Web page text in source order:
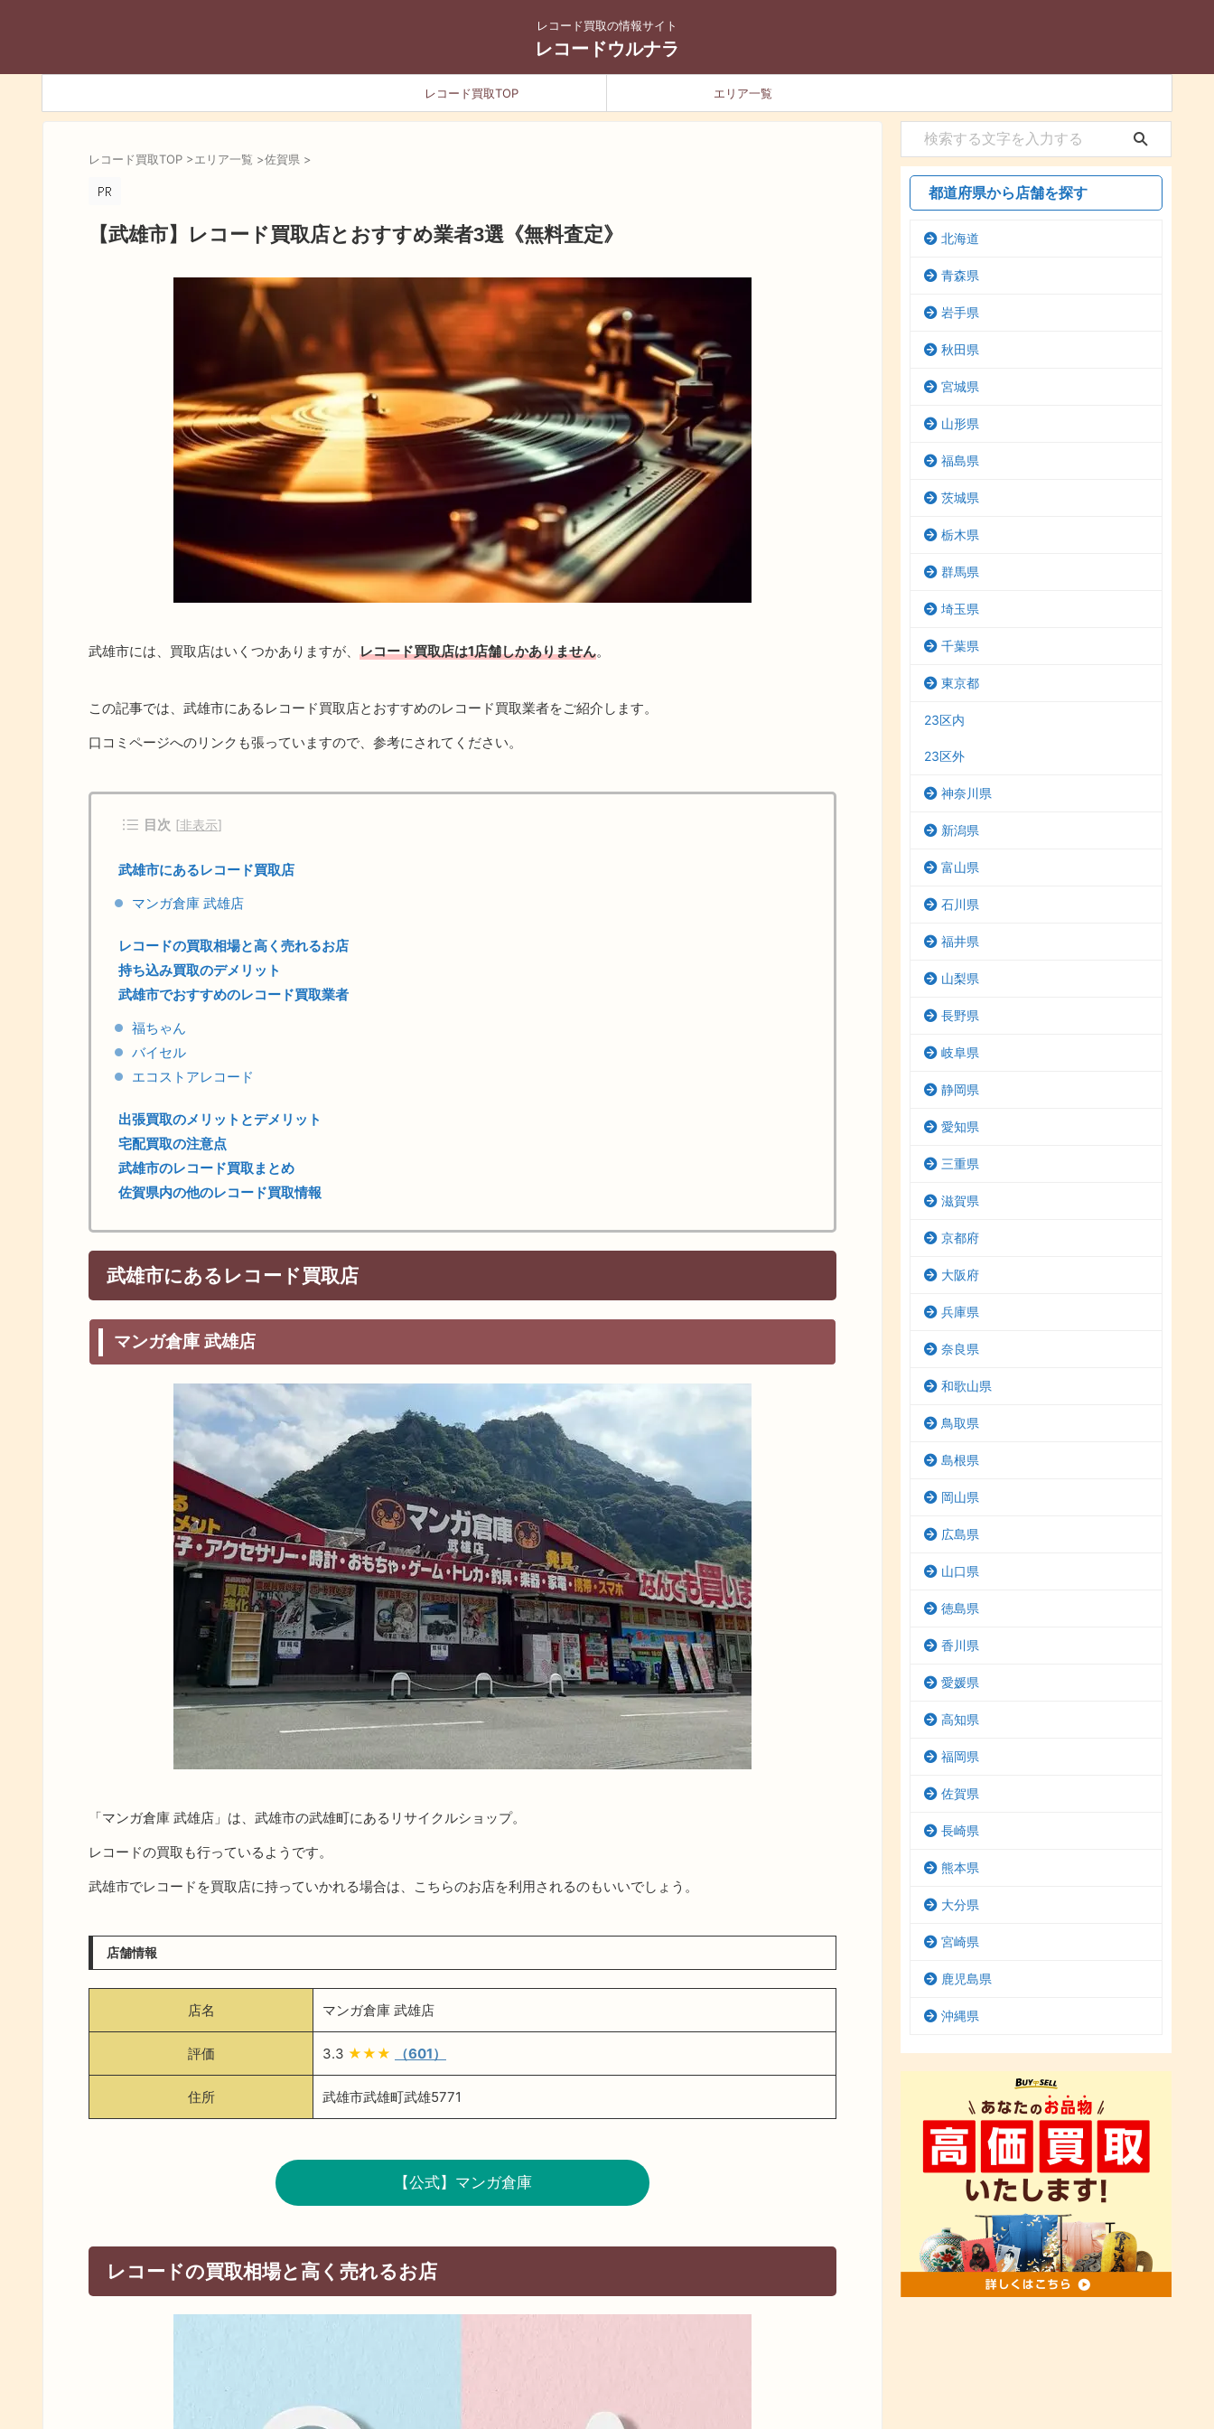
レコード買取の情報サイト
レコードウルナラ
レコード買取TOP エリア一覧
レコード買取TOP >エリア一覧 >佐賀県 >
【武雄市】レコード買取店とおすすめ業者3選《無料査定》
武雄市には、買取店はいくつかありますが、 レコード買取店は1店舗しかありません。
この記事では、武雄市にあるレコード買取店とおすすめのレコード買取業者をご紹介します。
口コミページへのリンクも張っていますので、参考にされてください。
目次 [非表示]
武雄市にあるレコード買取店
マンガ倉庫 武雄店
レコードの買取相場と高く売れるお店
持ち込み買取のデメリット
武雄市でおすすめのレコード買取業者
福ちゃん
バイセル
エコストアレコード
出張買取のメリットとデメリット
宅配買取の注意点
武雄市のレコード買取まとめ
佐賀県内の他のレコード買取情報
武雄市にあるレコード買取店
マンガ倉庫 武雄店
「マンガ倉庫 武雄店」は、武雄市の武雄町にあるリサイクルショップ。
レコードの買取も行っているようです。
武雄市でレコードを買取店に持っていかれる場合は、こちらのお店を利用されるのもいいでしょう。
店舗情報
店名 マンガ倉庫 武雄店
評価 3.3 ★★★ （601）
住所 武雄市武雄町武雄5771
【公式】マンガ倉庫
レコードの買取相場と高く売れるお店
都道府県から店舗を探す
北海道
青森県
岩手県
秋田県
宮城県
山形県
福島県
茨城県
栃木県
群馬県
埼玉県
千葉県
東京都
23区内
23区外
神奈川県
新潟県
富山県
石川県
福井県
山梨県
長野県
岐阜県
静岡県
愛知県
三重県
滋賀県
京都府
大阪府
兵庫県
奈良県
和歌山県
鳥取県
島根県
岡山県
広島県
山口県
徳島県
香川県
愛媛県
高知県
福岡県
佐賀県
長崎県
熊本県
大分県
宮崎県
鹿児島県
沖縄県